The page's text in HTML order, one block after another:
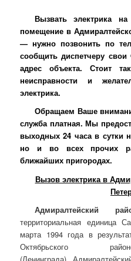
Вызвать электрика
помещение в
— нужно позвонить по
сообщить диспетчеру
адрес объекта. Стоит
неисправности и
электрика.
Обращаем Ваше
служба платная. Мы
выходных 24 часа в сутки
но и во всех прочих
ближайших пригородах.
Вызов электрика в
Адмиралтейский
территориальная единица
марта 1994 года в
Октябрьского